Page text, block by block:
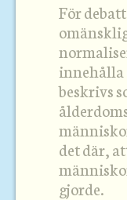
För
innehålla
beskrivs
det där,
gjorde.